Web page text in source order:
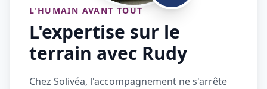
L'HUMAIN AVANT TOUT
L'expertise sur le
terrain avec Rudy
Chez Solivéa, l'accompagnement ne s'arrête